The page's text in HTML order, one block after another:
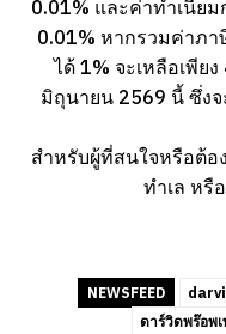
0.01% และค่าทำเนียม
0.01% หากรวมค่าภา
ได้ 1% จะเหลือเพีย
มิถุนายน 2569 นี้ ซึ่ง
สำหรับผู้ที่สนใจหรือต้อ
ทำเล หรื
NEWSFEED
ดาร์วิดพร๊อพ